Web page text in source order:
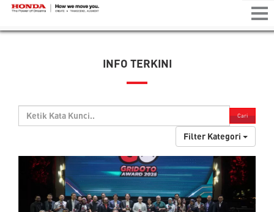
INFO TERKINI
Cari
Filter Kategori